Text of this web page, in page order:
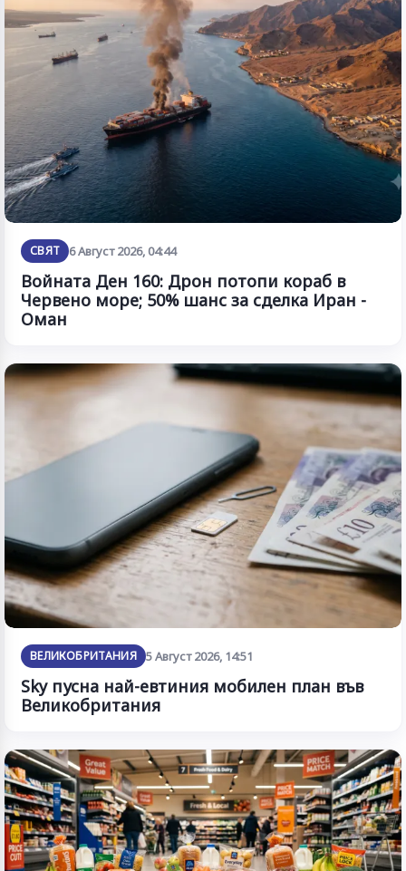
СВЯТ 6 Август 2026, 04:44
Войната Ден 160: Дрон потопи кораб в
Червено море; 50% шанс за сделка Иран -
Оман
ВЕЛИКОБРИТАНИЯ 5 Август 2026, 14:51
Sky пусна най-евтиния мобилен план във
Великобритания